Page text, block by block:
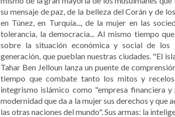
su mensaje de paz, de la belleza del Corán y de
en Túnez, en Turquía..., de la mujer en las
tolerancia, la democracia... Al mismo tiempo
sobre la situación económica y social de los
generación, que pueblan nuestras ciudades. "El
Tahar Ben Jelloun lanza un puente de
tiempo que combate tanto los mitos y
integrismo islámico como "empresa financiera
modernidad que da a la mujer sus derechos y que
las otras naciones del mundo". Sus armas: la